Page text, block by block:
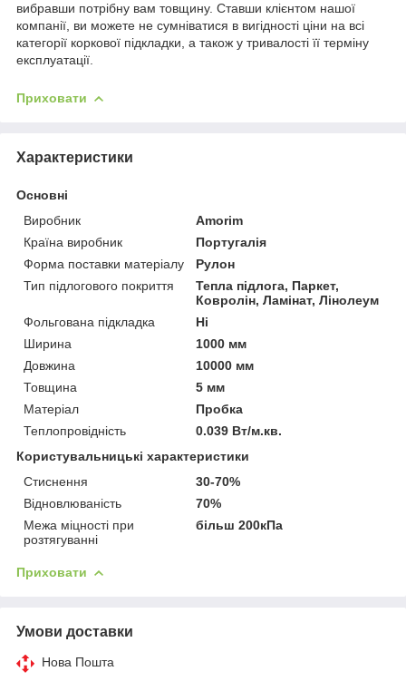
вибравши потрібну вам товщину. Ставши клієнтом нашої
компанії, ви можете не сумніватися в вигідності ціни на всі
категорії коркової підкладки, а також у тривалості її терміну
експлуатації.
Приховати
Характеристики
Основні
Виробник
Amorim
Країна виробник
Португалія
Форма поставки матеріалу
Рулон
Тип підлогового покриття
Тепла підлога, Паркет,
Ковролін, Ламінат, Лінолеум
Фольгована підкладка
Ні
Ширина
1000 мм
Довжина
10000 мм
Товщина
5 мм
Матеріал
Пробка
Теплопровідність
0.039 Вт/м.кв.
Користувальницькі характеристики
Стиснення
30-70%
Відновлюваність
70%
Межа міцності при
розтягуванні
більш 200кПа
Приховати
Умови доставки
Нова Пошта